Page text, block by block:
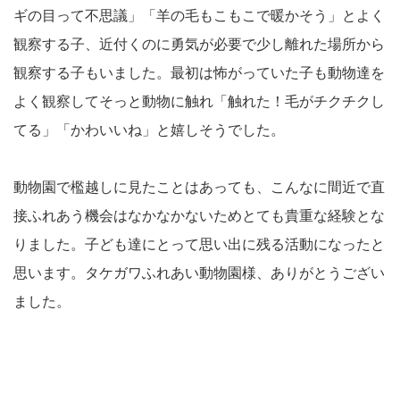
ギの目って不思議」「羊の毛もこもこで暖かそう」とよく
観察する子、近付くのに勇気が必要で少し離れた場所から
観察する子もいました。最初は怖がっていた子も動物達を
よく観察してそっと動物に触れ「触れた！毛がチクチクし
てる」「かわいいね」と嬉しそうでした。
動物園で檻越しに見たことはあっても、こんなに間近で直
接ふれあう機会はなかなかないためとても貴重な経験とな
りました。子ども達にとって思い出に残る活動になったと
思います。タケガワふれあい動物園様、ありがとうござい
ました。